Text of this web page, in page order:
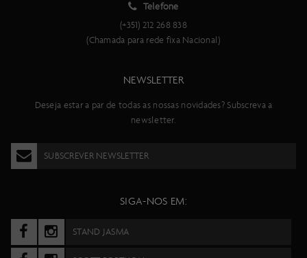
Telefone
(+351) 212 268 838
(Chamada para rede fixa Nacional)
NEWSLETTER
Deseja estar a par de todas as nossas novidades? Subscreva a
newsletter.
SUBSCREVER NEWSLETTER
SIGA-NOS EM:
STAND JASMA